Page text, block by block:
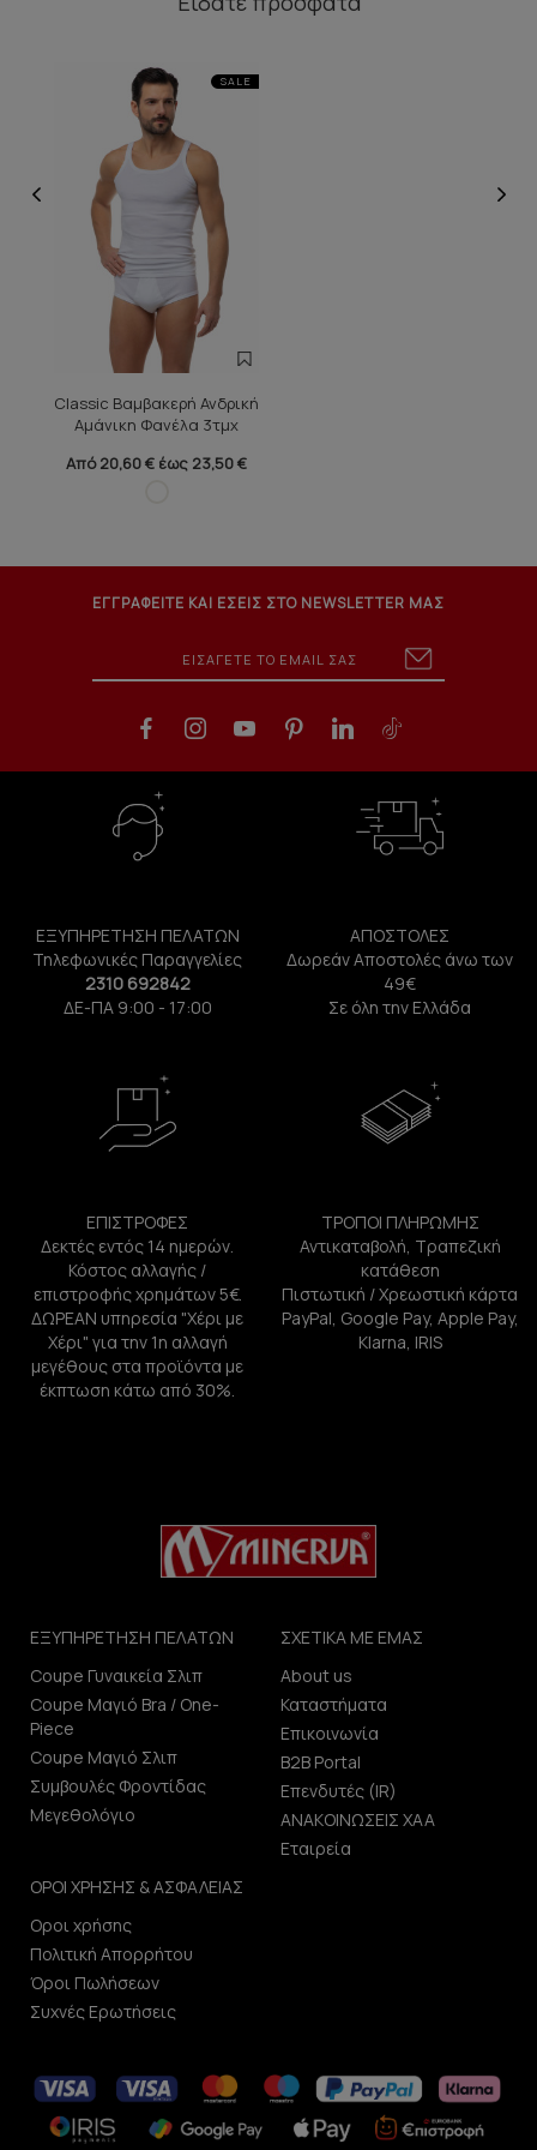
SALE
Classic Βαμβακερή Ανδρική
Αμάνικη Φανέλα 3τμχ
Από 20,60 € έως 23,50 €
ΕΓΓΡΑΦΕΙΤΕ ΚΑΙ ΕΣΕΙΣ ΣΤΟ NEWSLETTER ΜΑΣ
ΕΞΥΠΗΡΕΤΗΣΗ ΠΕΛΑΤΩΝ
Τηλεφωνικές Παραγγελίες
2310 692842
ΔΕ-ΠΑ 9:00 - 17:00
ΑΠΟΣΤΟΛΕΣ
Δωρεάν Αποστολές άνω των
49€
Σε όλη την Ελλάδα
ΕΠΙΣΤΡΟΦΕΣ
Δεκτές εντός 14 ημερών.
Κόστος αλλαγής /
επιστροφής χρημάτων 5€.
ΔΩΡΕΑΝ υπηρεσία "Χέρι με
Χέρι" για την 1η αλλαγή
μεγέθους στα προϊόντα με
έκπτωση κάτω από 30%.
ΤΡΟΠΟΙ ΠΛΗΡΩΜΗΣ
Αντικαταβολή, Τραπεζική
κατάθεση
Πιστωτική / Χρεωστική κάρτα
PayPal, Google Pay, Apple Pay,
Klarna, IRIS
ΕΞΥΠΗΡΕΤΗΣΗ ΠΕΛΑΤΩΝ
Coupe Γυναικεία Σλιπ
Coupe Μαγιό Bra / One-
Piece
Coupe Μαγιό Σλιπ
Συμβουλές Φροντίδας
Μεγεθολόγιο
ΣΧΕΤΙΚΑ ΜΕ ΕΜΑΣ
About us
Καταστήματα
Επικοινωνία
B2B Portal
Επενδυτές (IR)
ΑΝΑΚΟΙΝΩΣΕΙΣ ΧΑΑ
Εταιρεία
ΟΡΟΙ ΧΡΗΣΗΣ & ΑΣΦΑΛΕΙΑΣ
Οροι χρήσης
Πολιτική Απορρήτου
Όροι Πωλήσεων
Συχνές Ερωτήσεις